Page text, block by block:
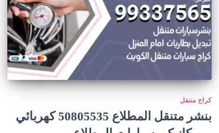
كراج متنقل
بنشر متنقل المطلاع 50805535‬ كهربائي